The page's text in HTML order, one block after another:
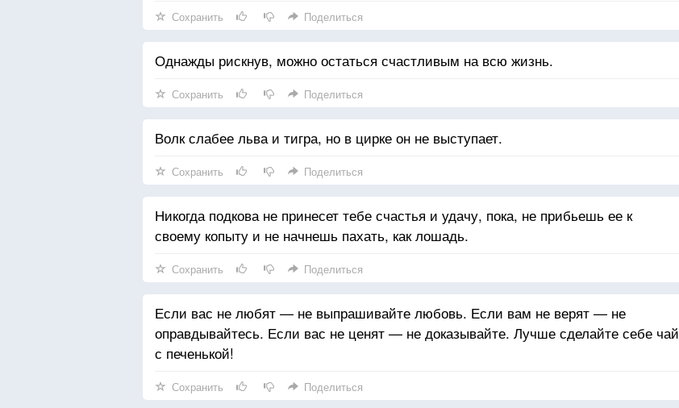
Сохранить Поделиться
Однажды рискнув, можно остаться счастливым на всю жизнь.
Сохранить Поделиться
Волк слабее льва и тигра, но в цирке он не выступает.
Сохранить Поделиться
Никогда подкова не принесет тебе счастья и удачу, пока, не прибьешь ее к
своему копыту и не начнешь пахать, как лошадь.
Сохранить Поделиться
Если вас не любят — не выпрашивайте любовь. Если вам не верят — не
оправдывайтесь. Если вас не ценят — не доказывайте. Лучше сделайте себе чай
с печенькой!
Сохранить Поделиться